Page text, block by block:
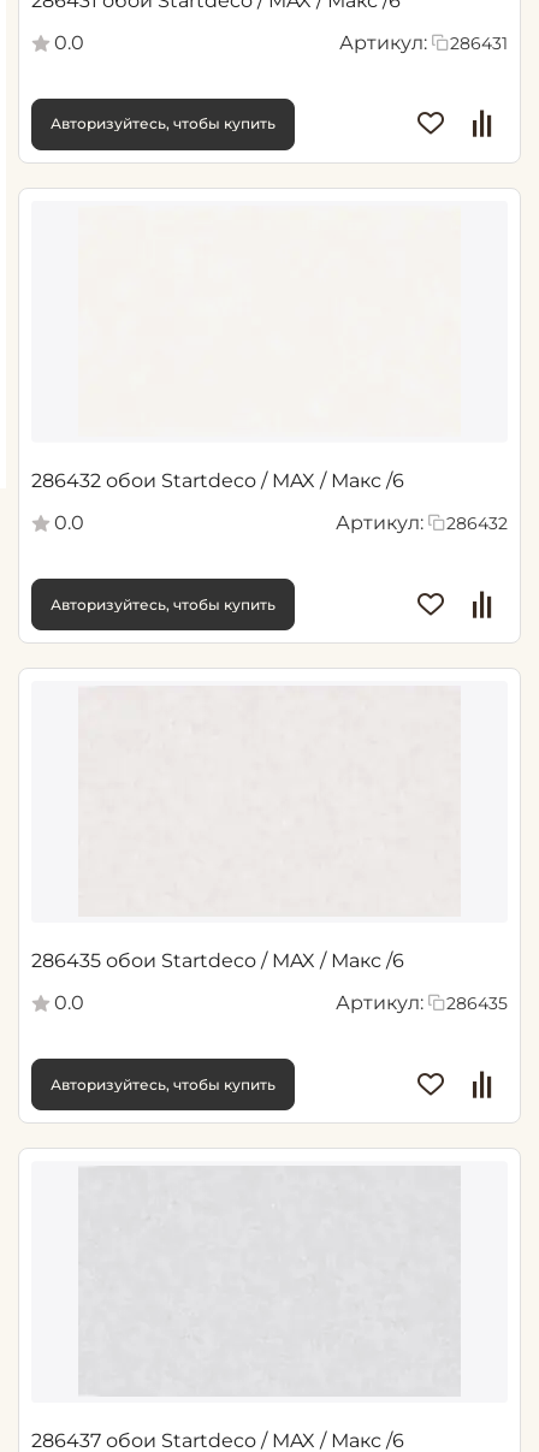
0.0
Артикул: 286431
Авторизуйтесь, чтобы купить
286432 обои Startdeco / MAX / Макс /6
0.0
Артикул: 286432
Авторизуйтесь, чтобы купить
286435 обои Startdeco / MAX / Макс /6
0.0
Артикул: 286435
Авторизуйтесь, чтобы купить
286437 обои Startdeco / MAX / Макс /6